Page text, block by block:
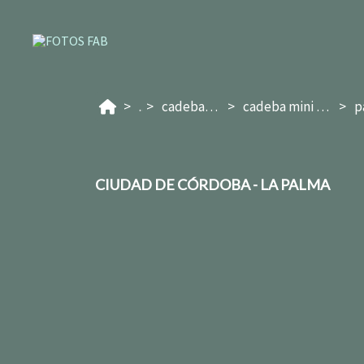
... cadeba 2024/25 cadeba mini femenino
CIUDAD DE CÓRDOBA - LA PALMA